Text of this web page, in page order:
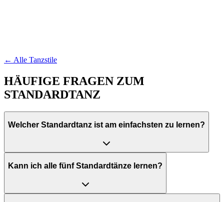
← Alle Tanzstile
HÄUFIGE FRAGEN ZUM
STANDARDTANZ
Welcher Standardtanz ist am einfachsten zu lernen?
Kann ich alle fünf Standardtänze lernen?